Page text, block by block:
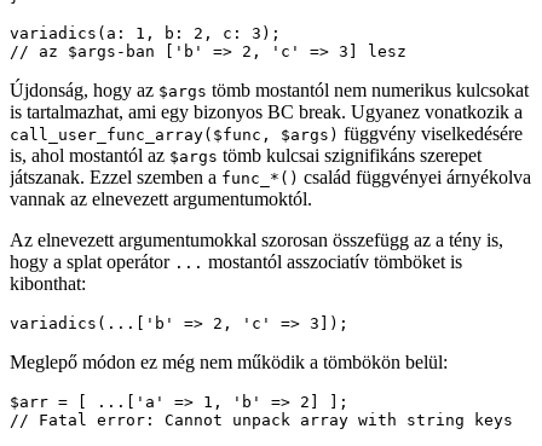
variadics(a: 1, b: 2, c: 3);
Újdonság, hogy az $args tömb mostantól nem numerikus kulcsokat
is tartalmazhat, ami egy bizonyos BC break. Ugyanez vonatkozik a
call_user_func_array($func, $args) függvény viselkedésére
is, ahol mostantól az $args tömb kulcsai szignifikáns szerepet
játszanak. Ezzel szemben a func_*() család függvényei árnyékolva
vannak az elnevezett argumentumoktól.
Az elnevezett argumentumokkal szorosan összefügg az a tény is,
hogy a splat operátor ... mostantól asszociatív tömböket is
kibonthat:
Meglepő módon ez még nem működik a tömbökön belül:
$arr = [ ...['a' => 1, 'b' => 2] ];